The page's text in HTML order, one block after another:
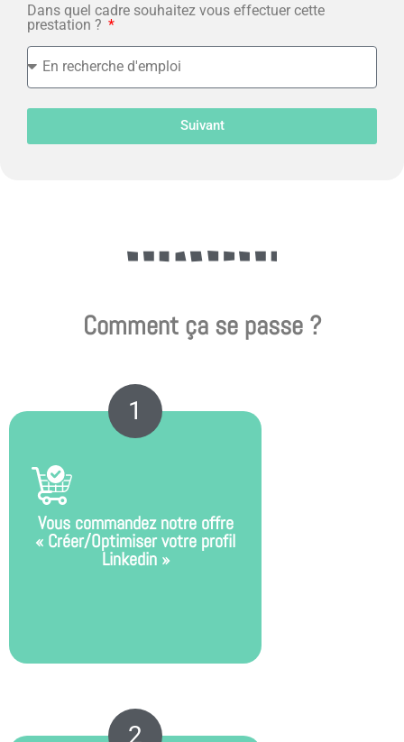
Dans quel cadre souhaitez vous effectuer cette
prestation ?
Suivant
Comment ça se passe ?
1
Vous commandez notre offre
« Créer/Optimiser votre profil
Linkedin »
2